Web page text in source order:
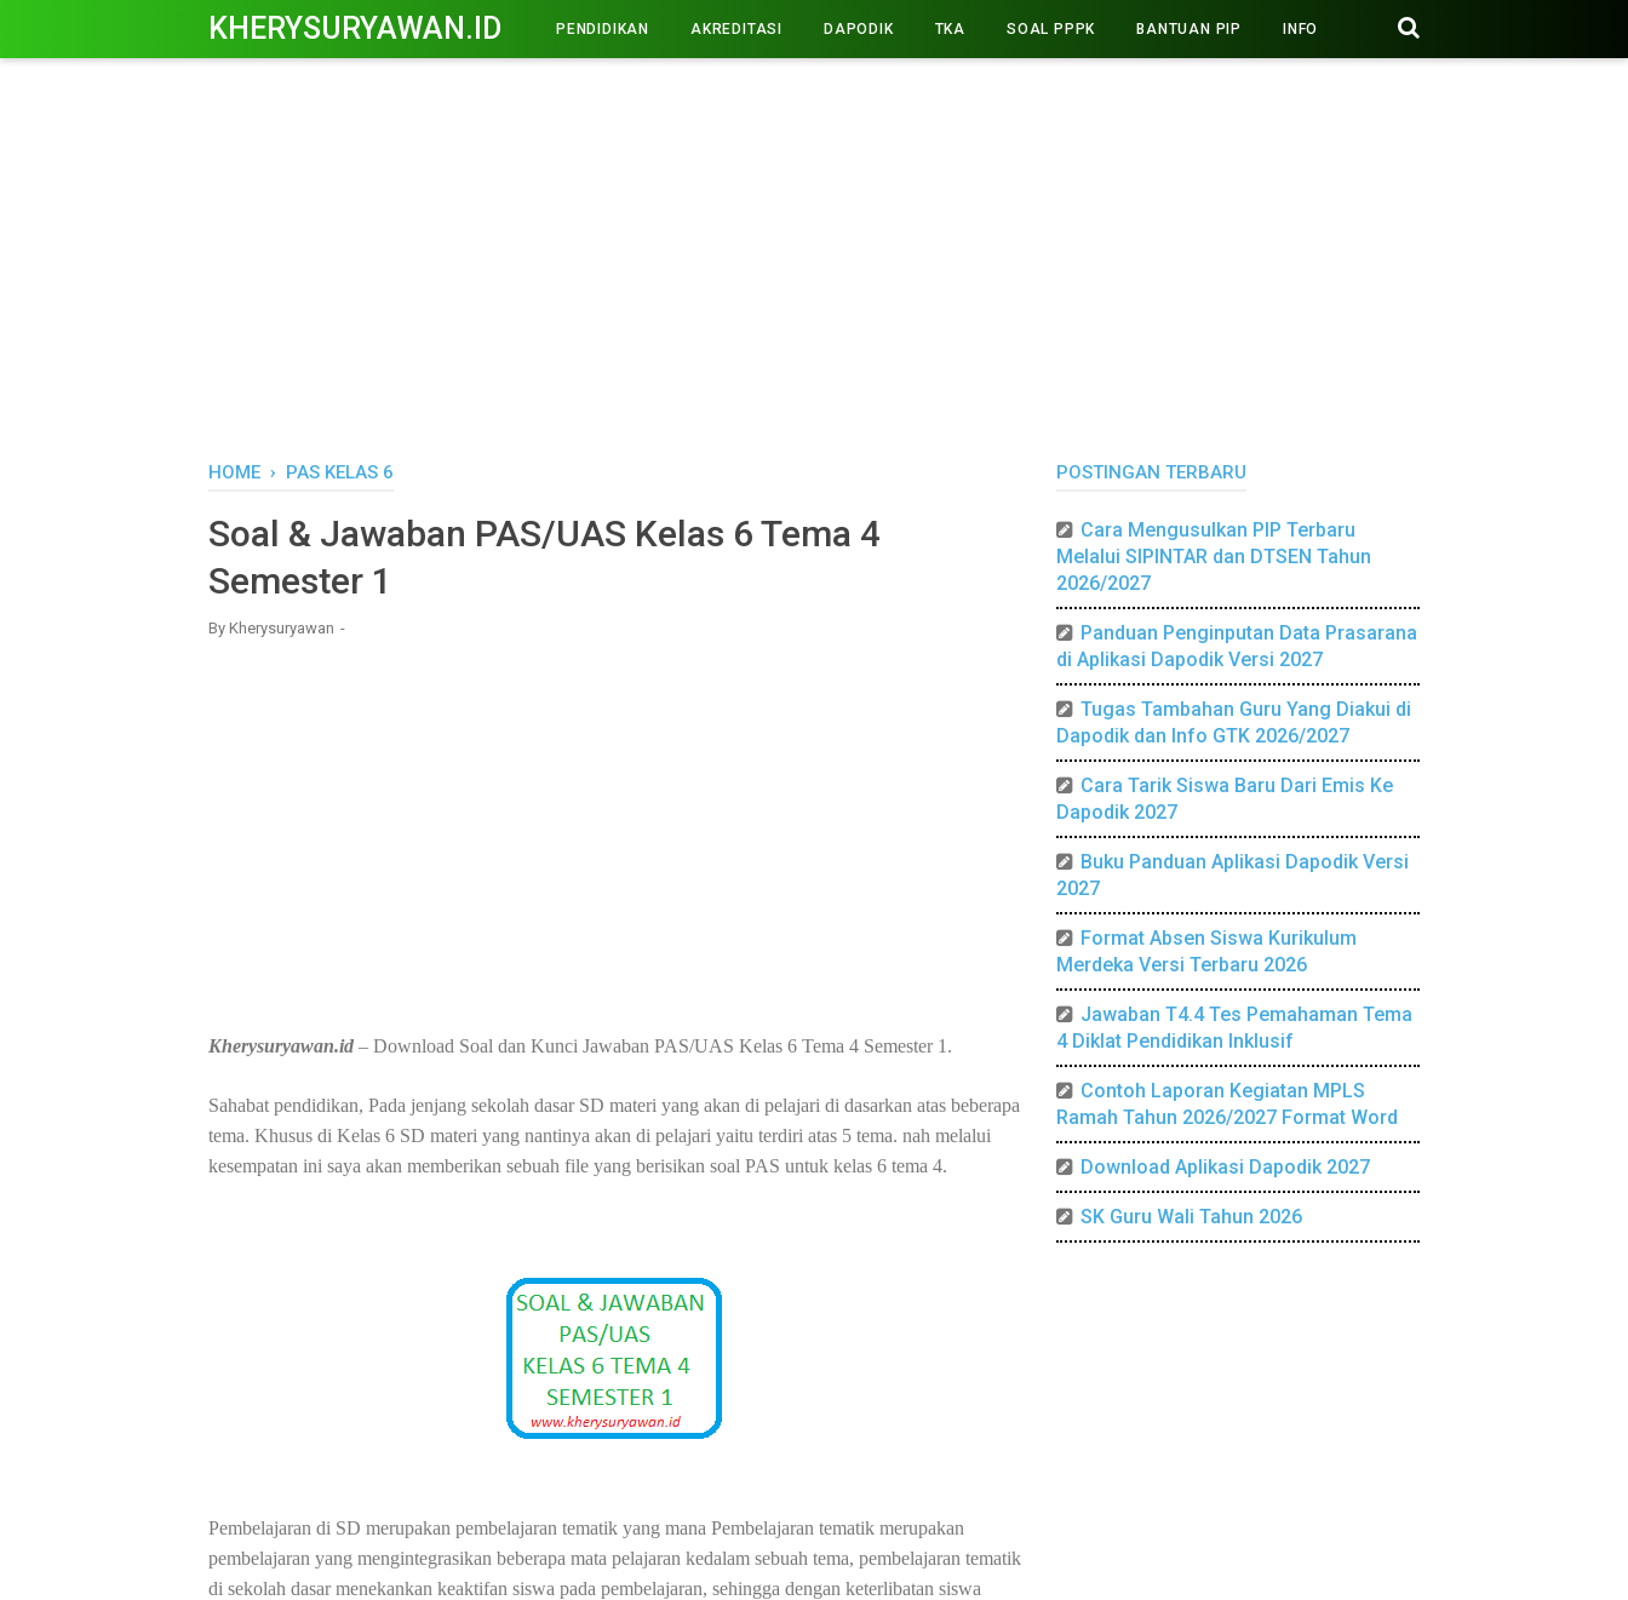
KHERYSURYAWAN.ID PENDIDIKAN AKREDITASI DAPODIK TKA SOAL PPPK BANTUAN PIP INFO
HOME › PAS KELAS 6
Soal & Jawaban PAS/UAS Kelas 6 Tema 4
Semester 1
By Kherysuryawan
Kherysuryawan.id – Download Soal dan Kunci Jawaban PAS/UAS Kelas 6 Tema 4 Semester 1.
Sahabat pendidikan, Pada jenjang sekolah dasar SD materi yang akan di pelajari di dasarkan atas beberapa
tema. Khusus di Kelas 6 SD materi yang nantinya akan di pelajari yaitu terdiri atas 5 tema. nah melalui
kesempatan ini saya akan memberikan sebuah file yang berisikan soal PAS untuk kelas 6 tema 4.
Pembelajaran di SD merupakan pembelajaran tematik yang mana Pembelajaran tematik merupakan
pembelajaran yang mengintegrasikan beberapa mata pelajaran kedalam sebuah tema, pembelajaran tematik
di sekolah dasar menekankan keaktifan siswa pada pembelajaran, sehingga dengan keterlibatan siswa
POSTINGAN TERBARU
Cara Mengusulkan PIP Terbaru
Melalui SIPINTAR dan DTSEN Tahun
2026/2027
Panduan Penginputan Data Prasarana
di Aplikasi Dapodik Versi 2027
Tugas Tambahan Guru Yang Diakui di
Dapodik dan Info GTK 2026/2027
Cara Tarik Siswa Baru Dari Emis Ke
Dapodik 2027
Buku Panduan Aplikasi Dapodik Versi
2027
Format Absen Siswa Kurikulum
Merdeka Versi Terbaru 2026
Jawaban T4.4 Tes Pemahaman Tema
4 Diklat Pendidikan Inklusif
Contoh Laporan Kegiatan MPLS
Ramah Tahun 2026/2027 Format Word
Download Aplikasi Dapodik 2027
SK Guru Wali Tahun 2026